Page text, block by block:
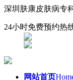
深圳肤康皮肤病专
24小时免费预约热
网站首页